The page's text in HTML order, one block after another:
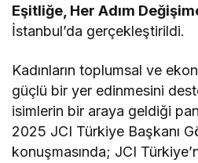
Eşitliğe, Her Adım
İstanbul’da gerçekleştirildi.
Kadınların toplumsal ve
güçlü bir yer edinmesini
isimlerin bir araya geldiği
2025 JCI Türkiye Başkanı
konuşmasında; JCI